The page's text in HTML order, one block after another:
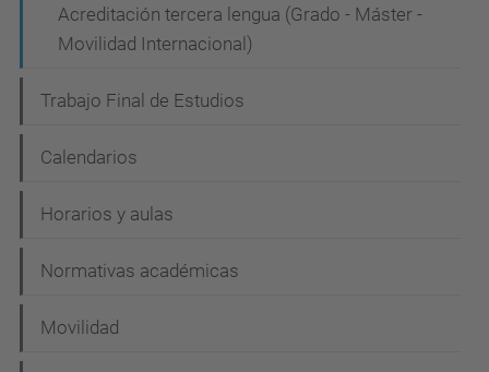
Acreditación tercera lengua (Grado - Máster -
Movilidad Internacional)
Trabajo Final de Estudios
Calendarios
Horarios y aulas
Normativas académicas
Movilidad